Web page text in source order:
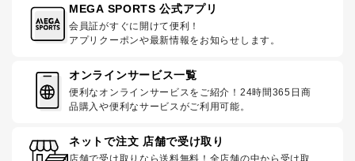
MEGA SPORTS 公式アプリ
会員証がすぐに開けて便利！
アプリクーポンや最新情報をお知らせします。
オンラインサービス一覧
便利なオンラインサービスをご紹介！24時間365日商
品購入や便利なサービスがご利用可能。
ネットで注文 店舗で受け取り
店舗で受け取りなら送料無料！全店舗の中から受け取